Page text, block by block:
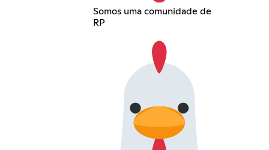
Somos uma comunidade de
RP